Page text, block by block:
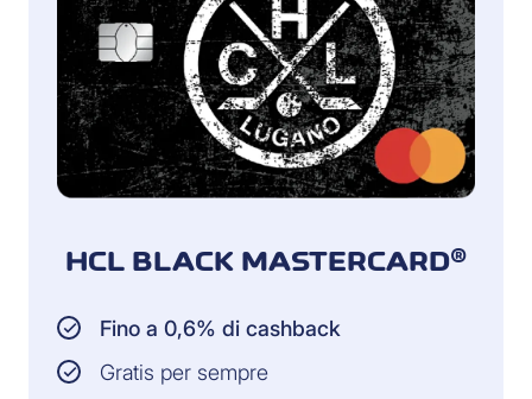
HCL BLACK MASTERCARD®
Fino a 0,6% di cashback
Gratis per sempre